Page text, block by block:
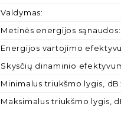
Valdymas:
Metinės energijos sąnaudos:
Energijos vartojimo
Skysčių dinaminio
Minimalus triukšmo lygis, dB:
Maksimalus triukšmo lygis,